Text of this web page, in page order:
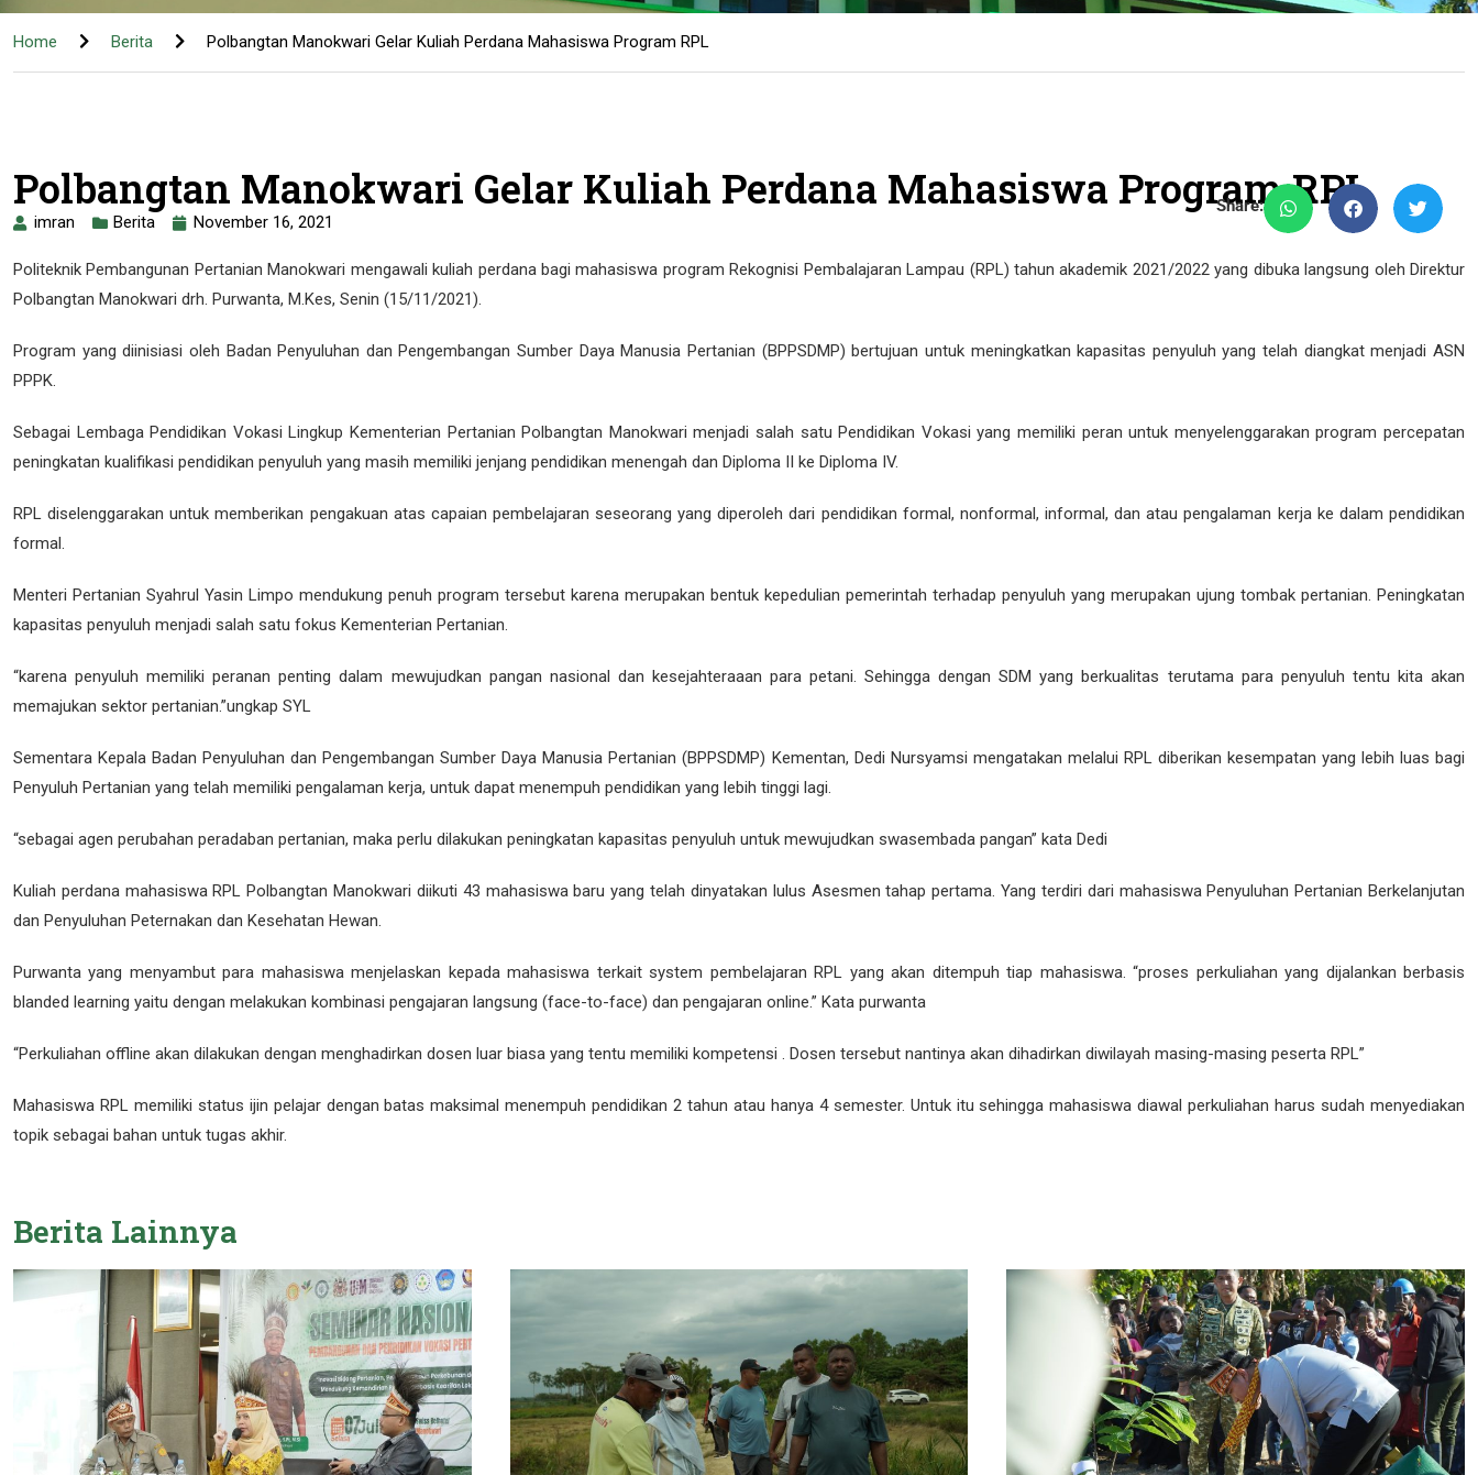
Home Berita Polbangtan Manokwari Gelar Kuliah Perdana Mahasiswa Program RPL
Polbangtan Manokwari Gelar Kuliah Perdana Mahasiswa Program RPL
imran Berita November 16, 2021
Share:
Politeknik Pembangunan Pertanian Manokwari mengawali kuliah perdana bagi mahasiswa program Rekognisi Pembalajaran Lampau (RPL) tahun akademik 2021/2022 yang dibuka langsung oleh Direktur
Polbangtan Manokwari drh. Purwanta, M.Kes, Senin (15/11/2021).
Program yang diinisiasi oleh Badan Penyuluhan dan Pengembangan Sumber Daya Manusia Pertanian (BPPSDMP) bertujuan untuk meningkatkan kapasitas penyuluh yang telah diangkat menjadi ASN
PPPK.
Sebagai Lembaga Pendidikan Vokasi Lingkup Kementerian Pertanian Polbangtan Manokwari menjadi salah satu Pendidikan Vokasi yang memiliki peran untuk menyelenggarakan program percepatan
peningkatan kualifikasi pendidikan penyuluh yang masih memiliki jenjang pendidikan menengah dan Diploma II ke Diploma IV.
RPL diselenggarakan untuk memberikan pengakuan atas capaian pembelajaran seseorang yang diperoleh dari pendidikan formal, nonformal, informal, dan atau pengalaman kerja ke dalam pendidikan
formal.
Menteri Pertanian Syahrul Yasin Limpo mendukung penuh program tersebut karena merupakan bentuk kepedulian pemerintah terhadap penyuluh yang merupakan ujung tombak pertanian. Peningkatan
kapasitas penyuluh menjadi salah satu fokus Kementerian Pertanian.
“karena penyuluh memiliki peranan penting dalam mewujudkan pangan nasional dan kesejahteraaan para petani. Sehingga dengan SDM yang berkualitas terutama para penyuluh tentu kita akan
memajukan sektor pertanian.”ungkap SYL
Sementara Kepala Badan Penyuluhan dan Pengembangan Sumber Daya Manusia Pertanian (BPPSDMP) Kementan, Dedi Nursyamsi mengatakan melalui RPL diberikan kesempatan yang lebih luas bagi
Penyuluh Pertanian yang telah memiliki pengalaman kerja, untuk dapat menempuh pendidikan yang lebih tinggi lagi.
“sebagai agen perubahan peradaban pertanian, maka perlu dilakukan peningkatan kapasitas penyuluh untuk mewujudkan swasembada pangan” kata Dedi
Kuliah perdana mahasiswa RPL Polbangtan Manokwari diikuti 43 mahasiswa baru yang telah dinyatakan lulus Asesmen tahap pertama. Yang terdiri dari mahasiswa Penyuluhan Pertanian Berkelanjutan
dan Penyuluhan Peternakan dan Kesehatan Hewan.
Purwanta yang menyambut para mahasiswa menjelaskan kepada mahasiswa terkait system pembelajaran RPL yang akan ditempuh tiap mahasiswa. “proses perkuliahan yang dijalankan berbasis
blanded learning yaitu dengan melakukan kombinasi pengajaran langsung (face-to-face) dan pengajaran online.” Kata purwanta
“Perkuliahan offline akan dilakukan dengan menghadirkan dosen luar biasa yang tentu memiliki kompetensi . Dosen tersebut nantinya akan dihadirkan diwilayah masing-masing peserta RPL”
Mahasiswa RPL memiliki status ijin pelajar dengan batas maksimal menempuh pendidikan 2 tahun atau hanya 4 semester. Untuk itu sehingga mahasiswa diawal perkuliahan harus sudah menyediakan
topik sebagai bahan untuk tugas akhir.
Berita Lainnya